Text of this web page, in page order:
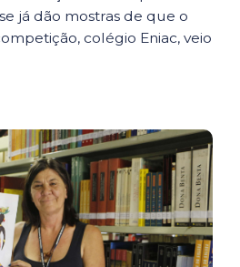
já dão mostras de que o
colégio Eniac, veio